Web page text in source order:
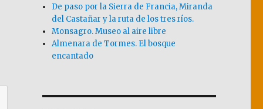
De paso por la Sierra de Francia, Miranda
del Castañar y la ruta de los tres ríos.
Monsagro. Museo al aire libre
Almenara de Tormes. El bosque
encantado